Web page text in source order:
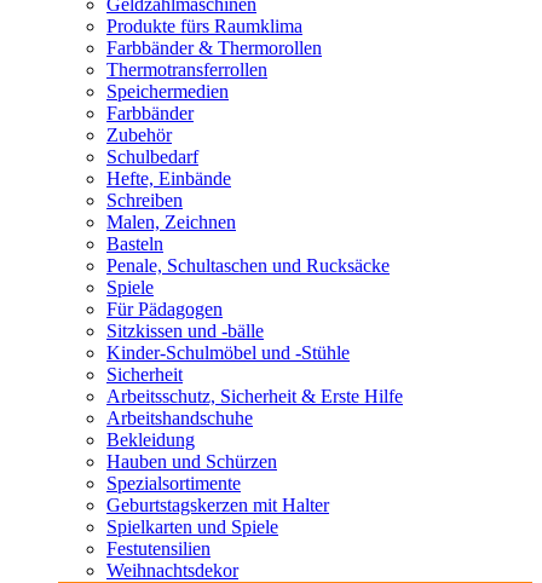
Geldzählmaschinen
Produkte fürs Raumklima
Farbbänder & Thermorollen
Thermotransferrollen
Speichermedien
Farbbänder
Zubehör
Schulbedarf
Hefte, Einbände
Schreiben
Malen, Zeichnen
Basteln
Penale, Schultaschen und Rucksäcke
Spiele
Für Pädagogen
Sitzkissen und -bälle
Kinder-Schulmöbel und -Stühle
Sicherheit
Arbeitsschutz, Sicherheit & Erste Hilfe
Arbeitshandschuhe
Bekleidung
Hauben und Schürzen
Spezialsortimente
Geburtstagskerzen mit Halter
Spielkarten und Spiele
Festutensilien
Weihnachtsdekor